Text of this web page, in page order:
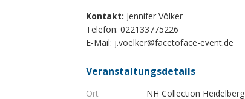
Kontakt: Jennifer Völker
Telefon: 022133775226
E-Mail: j.voelker@facetoface-event.de
Veranstaltungsdetails
Ort NH Collection Heidelberg